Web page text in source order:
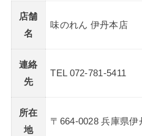
店舗
名
味のれん 伊丹本店
連絡
先
TEL 072-781-5411
所在
地
〒664-0028 兵庫県